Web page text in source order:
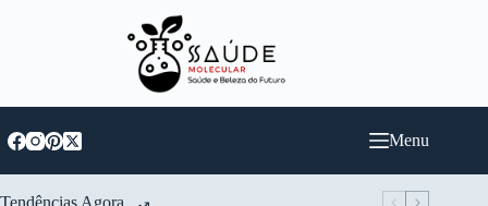
Menu
Tendências Agora